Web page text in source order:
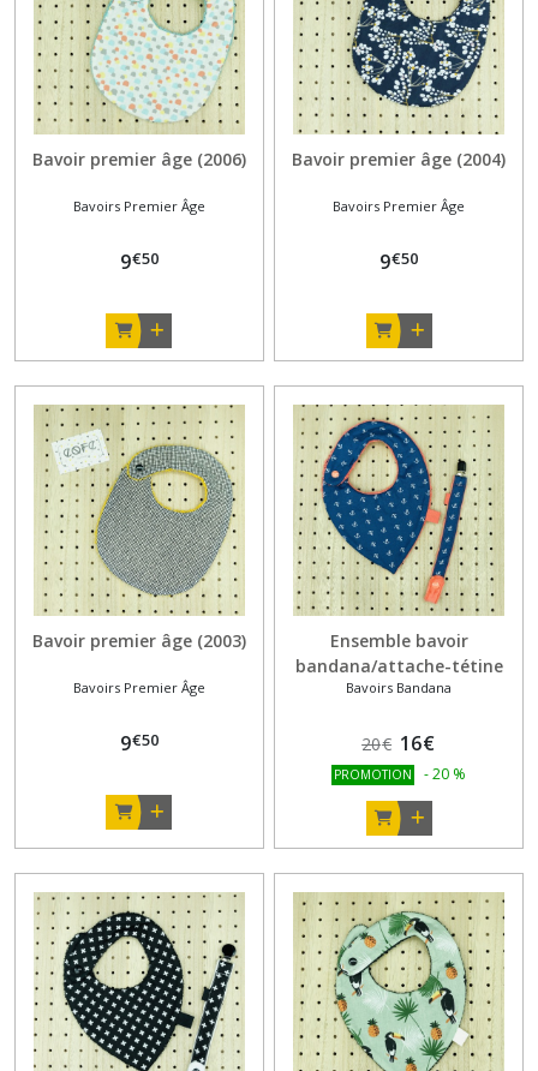
Bavoir premier âge (2006)
Bavoirs Premier Âge
9€50
Bavoir premier âge (2004)
Bavoirs Premier Âge
9€50
Bavoir premier âge (2003)
Bavoirs Premier Âge
9€50
Ensemble bavoir
bandana/attache-tétine
ancres jean
Bavoirs Bandana
20€ 16€
PROMOTION -20 %